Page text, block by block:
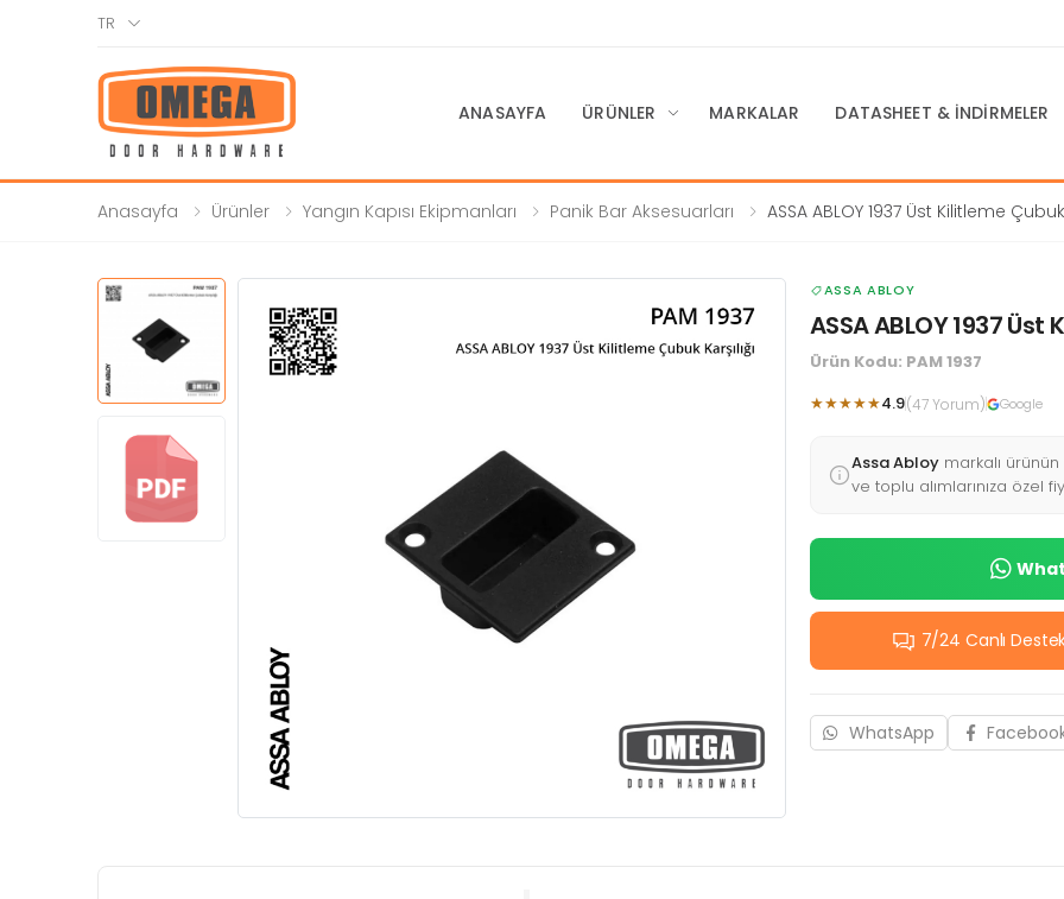
TR
ANASAYFA ÜRÜNLER MARKALAR DATASHEET & İNDIRMELER
Anasayfa Ürünler Yangın Kapısı Ekipmanları Panik Bar Aksesuarları
ASSA ABLOY 1937 Üst Kilitleme Çubuk
ASSA ABLOY
ASSA ABLOY 1937 Üst
Ürün Kodu: PAM 1937
★★★★★4.9(47 Yorum) Google
Assa Abloy markalı ürünün
ve toplu alımlarınıza özel
7/24 Canlı
WhatsApp